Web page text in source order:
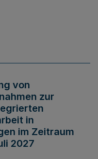
von
zur
in
im Zeitraum
2027